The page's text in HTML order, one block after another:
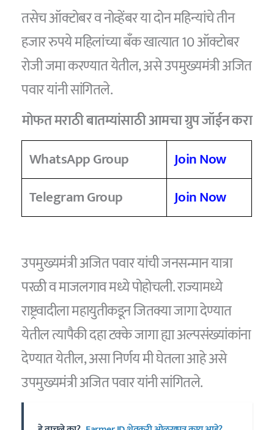
तसेच ऑक्टोबर व नोव्हेंबर या दोन महिन्यांचे तीन
हजार रुपये महिलांच्या बँक खात्यात 10 ऑक्टोबर
रोजी जमा करण्यात येतील, असे उपमुख्यमंत्री अजित
पवार यांनी सांगितले.
मोफत मराठी बातम्यांसाठी आमचा ग्रुप जॉईन करा
WhatsApp Group
Join Now
Telegram Group
Join Now
उपमुख्यमंत्री अजित पवार यांची जनसन्मान यात्रा
परळी व माजलगाव मध्ये पोहोचली. राज्यामध्ये
राष्ट्रवादीला महायुतीकडून जितक्या जागा देण्यात
येतील त्यापैकी दहा टक्के जागा ह्या अल्पसंख्यांकांना
देण्यात येतील, असा निर्णय मी घेतला आहे असे
उपमुख्यमंत्री अजित पवार यांनी सांगितले.